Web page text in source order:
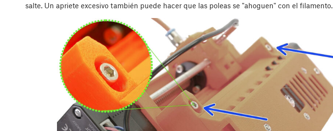
salte. Un apriete excesivo también puede hacer que las poleas se "ahoguen" con el filamento.